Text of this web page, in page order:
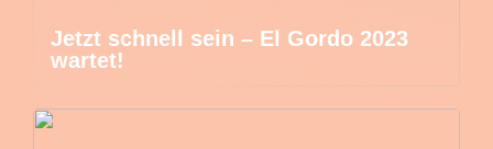
Jetzt schnell sein – El Gordo 2023
wartet!